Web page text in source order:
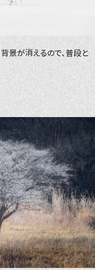
景が消えるので、普段と